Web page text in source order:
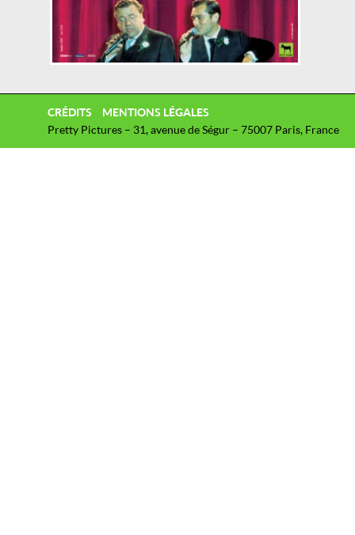
CRÉDITS
MENTIONS LÉGALES
Pretty Pictures – 31, avenue de Ségur – 75007 Paris, France